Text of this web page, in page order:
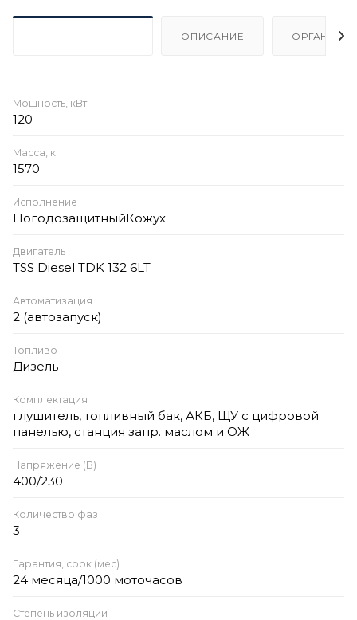
ОПИСАНИЕ
Мощность, кВт
120
Масса, кг
1570
Исполнение
ПогодозащитныйКожух
Двигатель
TSS Diesel TDK 132 6LT
Автоматизация
2 (автозапуск)
Топливо
Дизель
Комплектация
глушитель, топливный бак, АКБ, ЩУ с цифровой
панелью, станция запр. маслом и ОЖ
Напряжение (В)
400/230
Количество фаз
3
Гарантия, срок (мес)
24 месяца/1000 моточасов
Степень изоляции